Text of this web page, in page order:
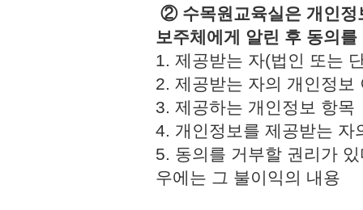
② 수목원교육실은 개인정
보주체에게 알린 후 동의
1. 제공받는 자(법인 또
2. 제공받는 자의 개인정
3. 제공하는 개인정보
4. 개인정보를 제공받는
5. 동의를 거부할 권리가
우에는 그 불이익의 내용